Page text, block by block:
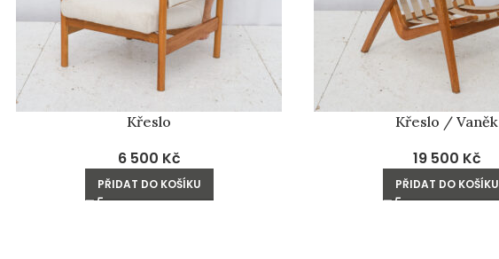
Křeslo
6 500 Kč
PŘIDAT DO KOŠÍKU
Křeslo / Vaněk
19 500 Kč
PŘIDAT DO KOŠÍKU